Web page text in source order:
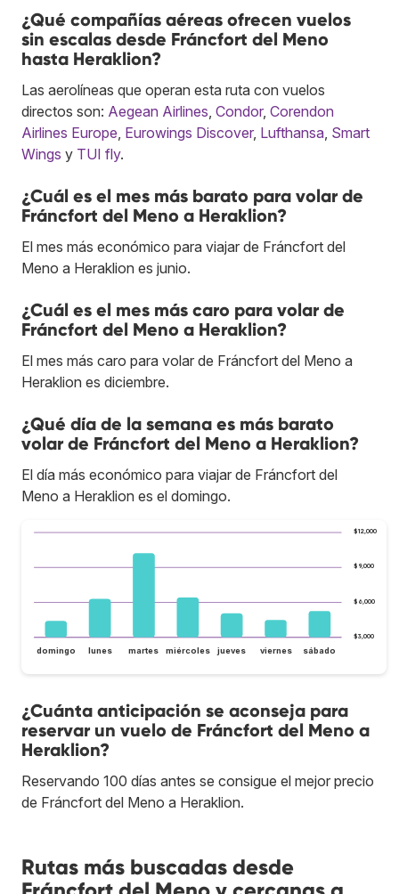
¿Qué compañías aéreas ofrecen vuelos
sin escalas desde Fráncfort del Meno
hasta Heraklion?
Las aerolíneas que operan esta ruta con vuelos
directos son: Aegean Airlines Condor, Corendon
Airlines Europe Eurowings Discover, Lufthansa Smart
Wings y TUI fly.
¿Cuál es el mes más barato para volar de
Fráncfort del Meno a Heraklion?
El mes más económico para viajar de Fráncfort del
Meno a Heraklion es junio.
¿Cuál es el mes más caro para volar de
Fráncfort del Meno a Heraklion?
El mes más caro para volar de Fráncfort del Meno a
Heraklion es diciembre.
¿Qué día de la semana es más barato
volar de Fráncfort del Meno a Heraklion?
El día más económico para viajar de Fráncfort del
Meno a Heraklion es el domingo.
$3,000
$6,000
$9,000
$12,000
domingo lunes martes miércoles jueves viernes sábado
¿Cuánta anticipación se aconseja para
reservar un vuelo de Fráncfort del Meno a
Heraklion?
Reservando 100 días antes se consigue el mejor precio
de Fráncfort del Meno a Heraklion.
Rutas más buscadas desde